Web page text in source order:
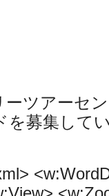
ツアーセ
を募集して